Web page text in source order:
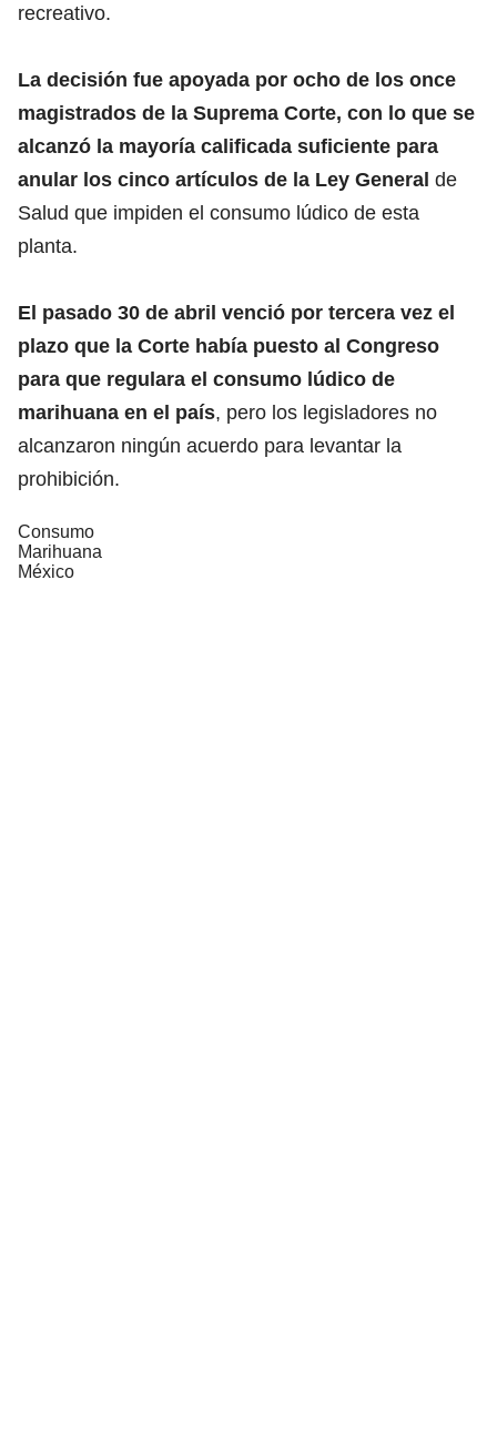
recreativo.
La decisión fue apoyada por ocho de los once
magistrados de la Suprema Corte, con lo que se
alcanzó la mayoría calificada suficiente para
anular los cinco artículos de la Ley General de
Salud que impiden el consumo lúdico de esta
planta.
El pasado 30 de abril venció por tercera vez el
plazo que la Corte había puesto al Congreso
para que regulara el consumo lúdico de
marihuana en el país, pero los legisladores no
alcanzaron ningún acuerdo para levantar la
prohibición.
Consumo
Marihuana
México